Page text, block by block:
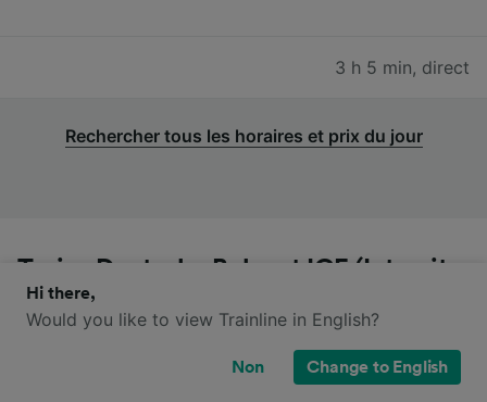
3 h 5 min, direct
Rechercher tous les horaires et prix du jour
Trains Deutsche Bahn et ICE (Intercity
Express) de Aéroport Francfort-sur-le-
Main à Augsburg Hbf
Vous pouvez voyager de Aéroport Francfort-sur-le-
Hi there,
Would you like to view Trainline in English?
Non Change to English